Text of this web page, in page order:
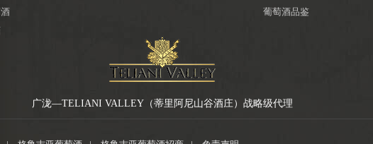
葡萄酒品鉴
广泷—TELIANI VALLEY（蒂里阿尼山谷酒庄）战略级代理